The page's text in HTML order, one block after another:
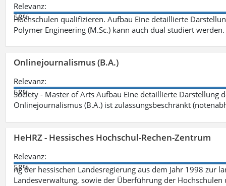
Relevanz:
58%
Hochschulen qualifizieren. Aufbau Eine detaillierte
Polymer Engineering (M.Sc.) kann auch dual studiert
Onlinejournalismus (B.A.)
Relevanz:
58%
Society - Master of Arts Aufbau Eine detaillierte Darstellung
Onlinejournalismus (B.A.) ist zulassungsbeschränkt
HeHRZ - Hessisches Hochschul-Rechen-Zentrum
Relevanz:
58%
ng der hessischen Landesregierung aus dem Jahr 1998 zur
Landesverwaltung, sowie der Überführung der